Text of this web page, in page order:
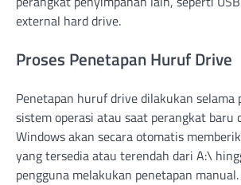
external hard drive.
Proses Penetapan Huruf Drive
Penetapan huruf drive dilakukan selama
sistem operasi atau saat perangkat baru
Windows akan secara otomatis
yang tersedia atau terendah dari A:\
pengguna melakukan penetapan manual.